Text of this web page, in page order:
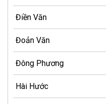
Điền Văn
Đoản Văn
Đông Phương
Hài Hước